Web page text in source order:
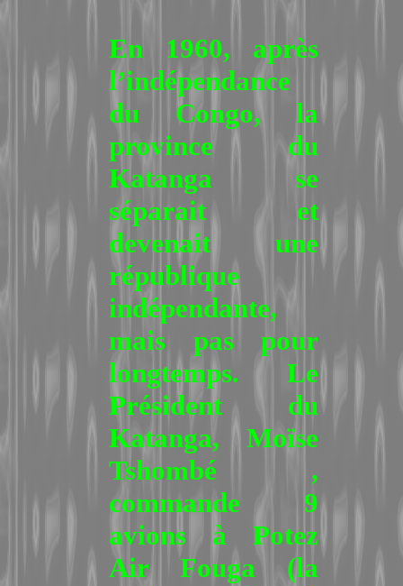
En 1960, après
l’indépendance
du Congo, la
province du
Katanga se
séparait et
devenait une
république
indépendante,
mais pas pour
longtemps. Le
Président du
Katanga, Moïse
Tshombé ,
commande 9
avions à Potez
Air Fouga (la